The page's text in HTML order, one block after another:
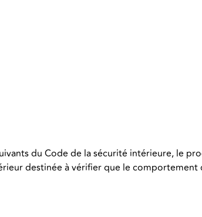
du Code de la sécurité intérieure, le
destinée à vérifier que le comportement